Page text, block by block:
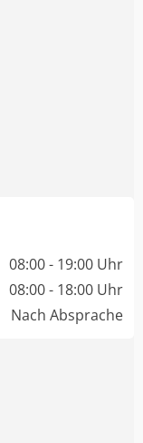
08:00 - 19:00 Uhr
08:00 - 18:00 Uhr
Nach Absprache